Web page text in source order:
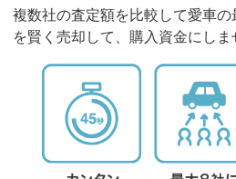
複数社の査定額を比較して愛車
を賢く売却して、購入資金にしま